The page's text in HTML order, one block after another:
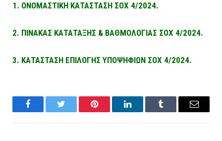
1. ΟΝΟΜΑΣΤΙΚΗ ΚΑΤΑΣΤΑΣΗ ΣΟΧ 4/2024.
2. ΠΙΝΑΚΑΣ ΚΑΤΑΤΑΞΗΣ & ΒΑΘΜΟΛΟΓΙΑΣ ΣΟΧ 4/2024.
3. ΚΑΤΑΣΤΑΣΗ ΕΠΙΛΟΓΗΣ ΥΠΟΨΗΦΙΩΝ ΣΟΧ 4/2024.
FacebookTwitter Pinterest LinkedInTumblr Email